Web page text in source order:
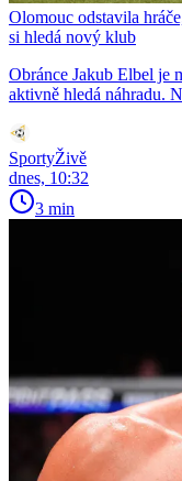
Olomouc odstavila
si hledá nový klub
Obránce Jakub Elbel je
aktivně hledá náhradu.
SportyŽivě
dnes, 10:32
3 min